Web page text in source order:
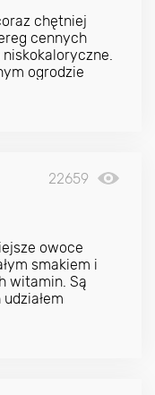
chętniej
cennych
ogrodzie
22659
owoce
smakiem i
witamin. Są